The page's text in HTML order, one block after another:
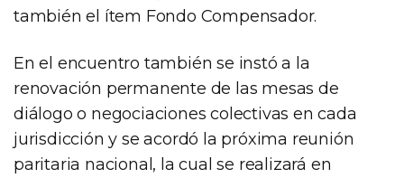
también el ítem Fondo Compensador.
En el encuentro también se instó a la
renovación permanente de las mesas de
diálogo o negociaciones colectivas en cada
jurisdicción y se acordó la próxima reunión
paritaria nacional, la cual se realizará en